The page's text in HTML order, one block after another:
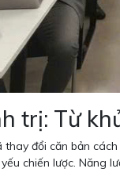
trị: Từ
đổi căn bản
chiến lược. Năng